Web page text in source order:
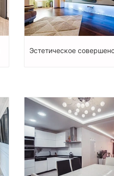
Эстетическое